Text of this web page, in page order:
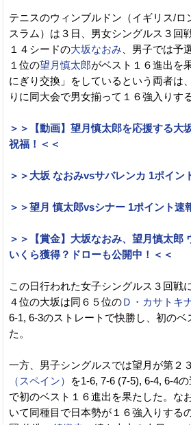
テニスのウィンブルドン（イギリス/ロ
スラム）は３日、男女シングルス３回
１４シードの大坂なおみ 、男子では予
１位の望月慎太郎がベスト１６進出を
にぎり交換」をしているという両者は
りに同大会で男女揃って１６強入りす
＞＞【動画】望月慎太郎を応援する大
祝福！＜＜
＞＞大坂 なおみvsサバレンカ 1ポイン
＞＞望月 慎太郎vsシナー 1ポイント速
＞＞【賞金】大坂なおみ、望月慎太郎
いくら獲得？ドローも公開中！＜＜
この日行われた女子シングルス３回戦
４位の大坂は同６５位のＤ・カサトキ
6-1, 6-3のストレートで快勝し、初のベ
た。
一方、男子シングルスでは望月が第２
（スペイン）
を1-6, 7-6 (7-5), 6-4, 6-4
で初のベスト１６進出を果たした。な
いて同種目で日本勢が１６強入りする